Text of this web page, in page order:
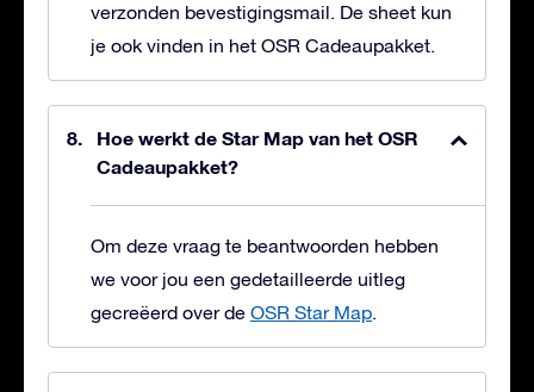
verzonden bevestigingsmail. De sheet kun
je ook vinden in het OSR Cadeaupakket.
Hoe werkt de Star Map van het OSR
Cadeaupakket?
Om deze vraag te beantwoorden hebben
we voor jou een gedetailleerde uitleg
gecreëerd over de OSR Star Map.